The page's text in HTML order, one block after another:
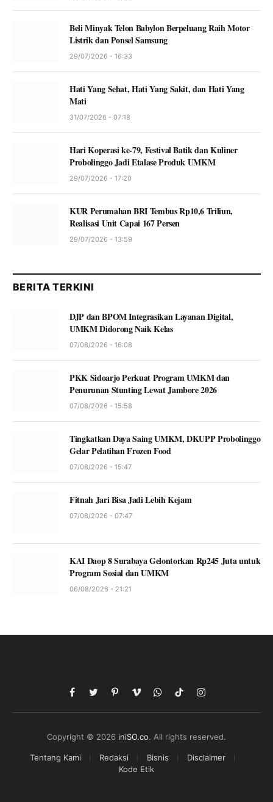
Beli Minyak Telon Babylon Berpeluang Raih Motor
Listrik dan Ponsel Samsung
29/07/2026 - 16:33
Hati Yang Sehat, Hati Yang Sakit, dan Hati Yang
Mati
31/07/2026 - 07:18
Hari Koperasi ke-79, Festival Batik dan Kuliner
Probolinggo Jadi Etalase Produk UMKM
29/07/2026 - 17:20
KUR Perumahan BRI Tembus Rp10,6 Triliun,
Realisasi Unit Capai 167 Persen
29/07/2026 - 13:59
BERITA TERKINI
DJP dan BPOM Integrasikan Layanan Digital,
UMKM Didorong Naik Kelas
07/08/2026 - 16:08
PKK Sidoarjo Perkuat Program UMKM dan
Penurunan Stunting Lewat Jambore 2026
07/08/2026 - 15:58
Tingkatkan Daya Saing UMKM, DKUPP Probolinggo
Gelar Pelatihan Frozen Food
07/08/2026 - 15:47
Fitnah Jari Bisa Jadi Lebih Kejam
07/08/2026 - 07:47
KAI Daop 8 Surabaya Gelontorkan Rp245 Juta untuk
Program Sosial dan UMKM
06/08/2026 - 21:21
Facebook
TwitterPinterestVimeoWhatsApp
TikTokInstagram
Copyright © 2026 iniSO.co. All rights reserved.
Tentang Kami Redaksi Bisnis
Disclaimer
Kode Etik